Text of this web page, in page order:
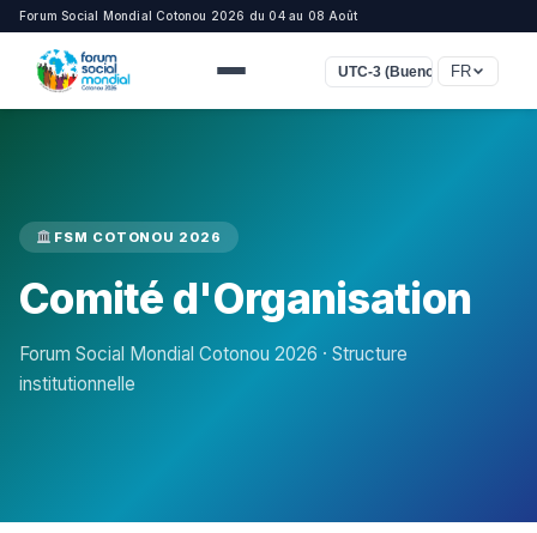
Forum Social Mondial Cotonou 2026 du 04 au 08 Août
UTC-3 (Buenos Aires, São
FR
FSM COTONOU 2026
Comité d'Organisation
Forum Social Mondial Cotonou 2026 · Structure
institutionnelle